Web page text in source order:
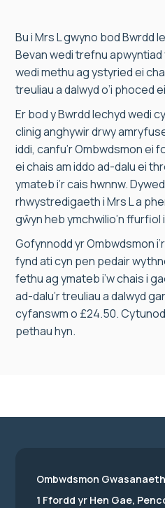
Bu i Mrs L gwyno bod Bwrdd
Bevan wedi trefnu apwyntiad
wedi methu ag ystyried ei
treuliau a dalwyd o’i phoced
Er bod y Bwrdd Iechyd wedi
clinig anghywir drwy
iddi, canfu’r Ombwdsmon ei
ei chais am iddo ad-dalu ei
ymateb i’r cais hwnnw.
rhwystredigaeth i Mrs L a
gŵyn heb ymchwilio’n ffurfiol
Gofynnodd yr Ombwdsmon
fynd ati cyn pen pedair
fethu ag ymateb i’w chais i
ad-dalu’r treuliau a dalwyd
cyfanswm o £24.50.
pethau hyn.
Ombwdsmon
1 Ffordd yr Hen Gae,